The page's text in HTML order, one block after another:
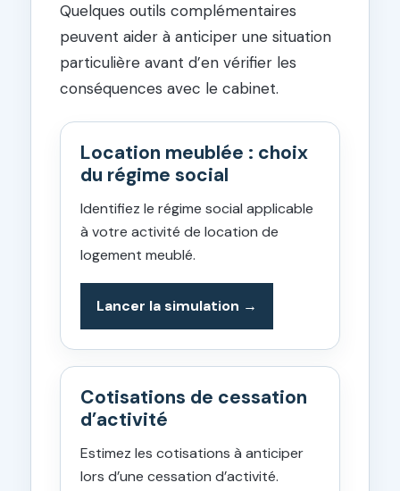
Quelques outils complémentaires
peuvent aider à anticiper une situation
particulière avant d’en vérifier les
conséquences avec le cabinet.
Location meublée : choix
du régime social
Identifiez le régime social applicable
à votre activité de location de
logement meublé.
Lancer la simulation
Cotisations de cessation
d’activité
Estimez les cotisations à anticiper
lors d’une cessation d’activité.